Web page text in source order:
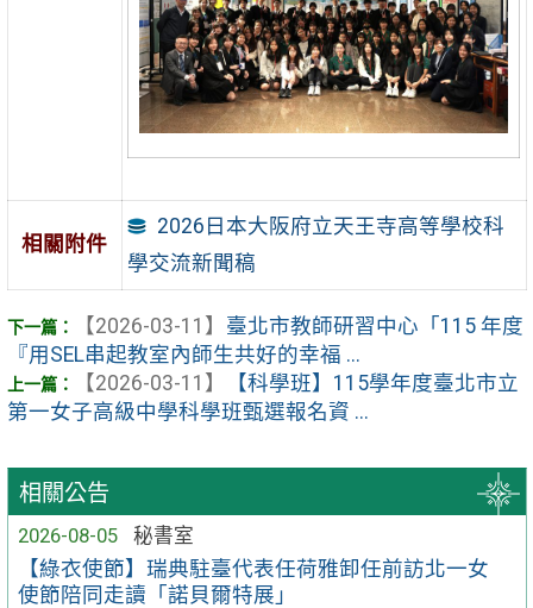
相關公告
2026-08-05
秘書室
【綠衣使節】瑞典駐臺代表任荷雅卸任前訪北一女
使節陪同走讀「諾貝爾特展」
相關附件
2026日本大阪府立天王寺高等學校科
學交流新聞稿
【2026-03-11】 臺北市教師研習中心「115 年度
『用SEL串起教室內師生共好的幸福 ...
【2026-03-11】
【科學班】115學年度臺北市立
第一女子高級中學科學班甄選報名資 ...